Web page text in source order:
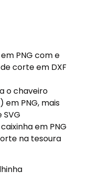
PNG com e
corte em DXF
o chaveiro
em PNG, mais
em PNG
na tesoura